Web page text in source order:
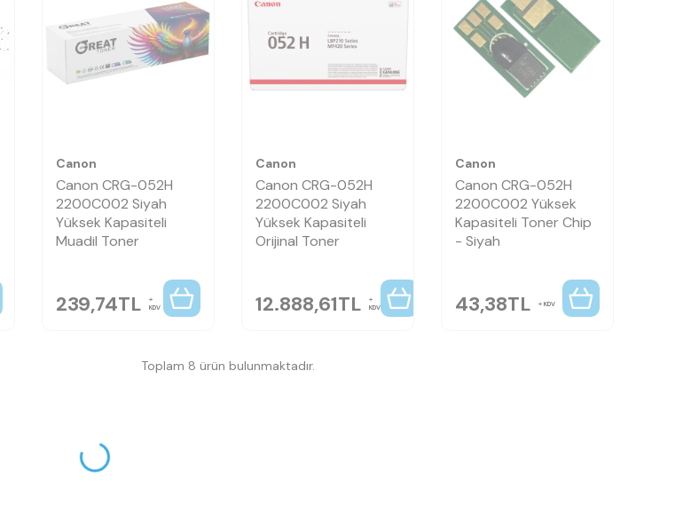
Canon
Canon CRG-052H
2200C002 Siyah
Yüksek Kapasiteli
Muadil Toner
239,74TL KDV
Canon
Canon CRG-052H
2200C002 Siyah
Yüksek Kapasiteli
Orijinal Toner
12.888,61TL KDV
Canon
Canon CRG-052H
2200C002 Yüksek
Kapasiteli Toner Chip
- Siyah
43,38TL KDV
Toplam 8 ürün bulunmaktadır.